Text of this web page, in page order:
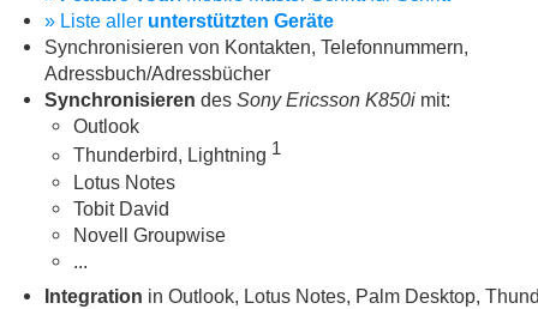
» Liste aller unterstützten Geräte
Synchronisieren von Kontakten, Telefonnummern,
Adressbuch/Adressbücher
Synchronisieren des Sony Ericsson K850i mit:
Outlook
Thunderbird, Lightning 1
Lotus Notes
Tobit David
Novell Groupwise
...
Integration in Outlook, Lotus Notes, Palm Desktop,